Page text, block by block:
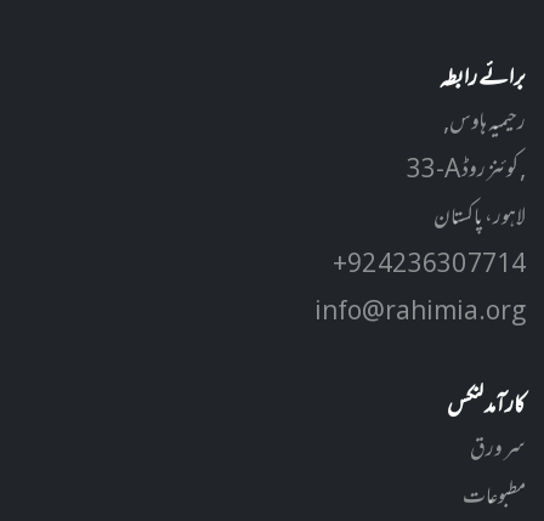
برائے رابطہ
رحیمیہ ہاوس,
33-A کوئنز روڈ ,
لاہور، پاکستان
+92 42 3630 7714
info@rahimia.org
کارآمد لنکس
سر ورق
مطبوعات